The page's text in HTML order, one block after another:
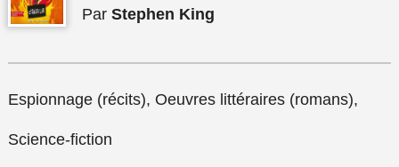
Par Stephen King
Espionnage (récits), Oeuvres littéraires (romans),
Science-fiction